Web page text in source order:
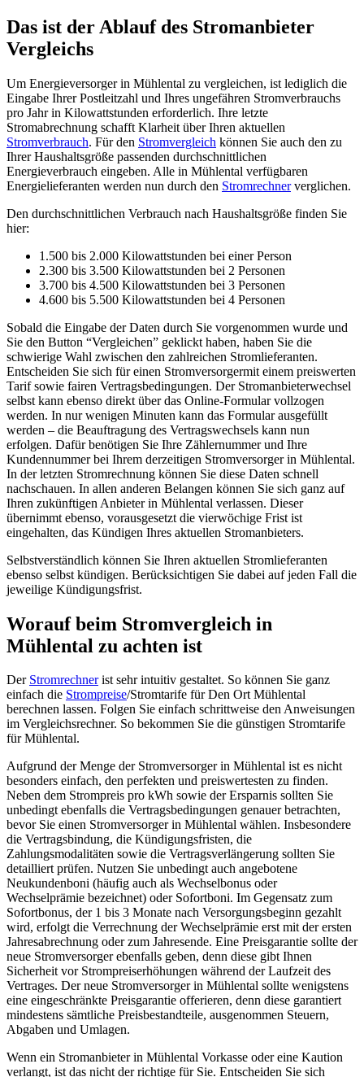
Das ist der Ablauf des Stromanbieter
Vergleichs
Um Energieversorger in Mühlental zu vergleichen, ist lediglich die
Eingabe Ihrer Postleitzahl und Ihres ungefähren Stromverbrauchs
pro Jahr in Kilowattstunden erforderlich. Ihre letzte
Stromabrechnung schafft Klarheit über Ihren aktuellen
Stromverbrauch. Für den Stromvergleich können Sie auch den zu
Ihrer Haushaltsgröße passenden durchschnittlichen
Energieverbrauch eingeben. Alle in Mühlental verfügbaren
Energielieferanten werden nun durch den Stromrechnerverglichen.
Den durchschnittlichen Verbrauch nach Haushaltsgröße finden Sie
hier:
1.500 bis 2.000 Kilowattstunden bei einer Person
2.300 bis 3.500 Kilowattstunden bei 2 Personen
3.700 bis 4.500 Kilowattstunden bei 3 Personen
4.600 bis 5.500 Kilowattstunden bei 4 Personen
Sobald die Eingabe der Daten durch Sie vorgenommen wurde und
Sie den Button “Vergleichen” geklickt haben, haben Sie die
schwierige Wahl zwischen den zahlreichen Stromlieferanten.
Entscheiden Sie sich für einen Stromversorgermit einem preiswerten
Tarif sowie fairen Vertragsbedingungen. Der Stromanbieterwechsel
selbst kann ebenso direkt über das Online-Formular vollzogen
werden. In nur wenigen Minuten kann das Formular ausgefüllt
werden – die Beauftragung des Vertragswechsels kann nun
erfolgen. Dafür benötigen Sie Ihre Zählernummer und Ihre
Kundennummer bei Ihrem derzeitigen Stromversorger in Mühlental.
In der letzten Stromrechnung können Sie diese Daten schnell
nachschauen. In allen anderen Belangen können Sie sich ganz auf
Ihren zukünftigen Anbieter in Mühlental verlassen. Dieser
übernimmt ebenso, vorausgesetzt die vierwöchige Frist ist
eingehalten, das Kündigen Ihres aktuellen Stromanbieters.
Selbstverständlich können Sie Ihren aktuellen Stromlieferanten
ebenso selbst kündigen. Berücksichtigen Sie dabei auf jeden Fall die
jeweilige Kündigungsfrist.
Worauf beim Stromvergleich in
Mühlental zu achten ist
Der Stromrechnerist sehr intuitiv gestaltet. So können Sie ganz
einfach die Strompreise/Stromtarife für Den Ort Mühlental
berechnen lassen. Folgen Sie einfach schrittweise den Anweisungen
im Vergleichsrechner. So bekommen Sie die günstigen Stromtarife
für Mühlental.
Aufgrund der Menge der Stromversorger in Mühlental ist es nicht
besonders einfach, den perfekten und preiswertesten zu finden.
Neben dem Strompreis pro kWh sowie der Ersparnis sollten Sie
unbedingt ebenfalls die Vertragsbedingungen genauer betrachten,
bevor Sie einen Stromversorger in Mühlental wählen. Insbesondere
die Vertragsbindung, die Kündigungsfristen, die
Zahlungsmodalitäten sowie die Vertragsverlängerung sollten Sie
detailliert prüfen. Nutzen Sie unbedingt auch angebotene
Neukundenboni (häufig auch als Wechselbonus oder
Wechselprämie bezeichnet) oder Sofortboni. Im Gegensatz zum
Sofortbonus, der 1 bis 3 Monate nach Versorgungsbeginn gezahlt
wird, erfolgt die Verrechnung der Wechselprämie erst mit der ersten
Jahresabrechnung oder zum Jahresende. Eine Preisgarantie sollte der
neue Stromversorger ebenfalls geben, denn diese gibt Ihnen
Sicherheit vor Strompreiserhöhungen während der Laufzeit des
Vertrages. Der neue Stromversorger in Mühlental sollte wenigstens
eine eingeschränkte Preisgarantie offerieren, denn diese garantiert
mindestens sämtliche Preisbestandteile, ausgenommen Steuern,
Abgaben und Umlagen.
Wenn ein Stromanbieter in Mühlental Vorkasse oder eine Kaution
verlangt, ist das nicht der richtige für Sie. Entscheiden Sie sich